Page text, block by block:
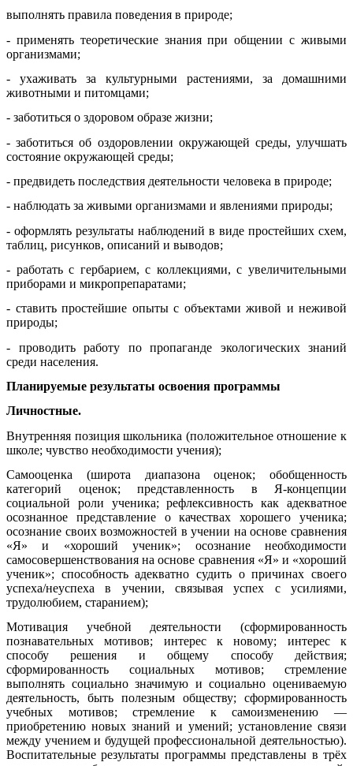
выполнять правила поведения в природе;
- применять теоретические знания при общении с живыми
организмами;
- ухаживать за культурными растениями, за домашними
животными и питомцами;
- заботиться о здоровом образе жизни;
- заботиться об оздоровлении окружающей среды, улучшать
состояние окружающей среды;
- предвидеть последствия деятельности человека в природе;
- наблюдать за живыми организмами и явлениями природы;
- оформлять результаты наблюдений в виде простейших схем,
таблиц, рисунков, описаний и выводов;
- работать с гербарием, с коллекциями, с увеличительными
приборами и микропрепаратами;
- ставить простейшие опыты с объектами живой и неживой
природы;
- проводить работу по пропаганде экологических знаний
среди населения.
Планируемые результаты освоения программы
Личностные.
Внутренняя позиция школьника (положительное отношение к
школе; чувство необходимости учения);
Самооценка (широта диапазона оценок; обобщенность
категорий оценок; представленность в Я-концепции
социальной роли ученика; рефлексивность как адекватное
осознанное представление о качествах хорошего ученика;
осознание своих возможностей в учении на основе сравнения
«Я» и «хороший ученик»; осознание необходимости
самосовершенствования на основе сравнения «Я» и «хороший
ученик»; способность адекватно судить о причинах своего
успеха/неуспеха в учении, связывая успех с усилиями,
трудолюбием, старанием);
Мотивация учебной деятельности (сформированность
познавательных мотивов; интерес к новому; интерес к
способу решения и общему способу действия;
сформированность социальных мотивов; стремление
выполнять социально значимую и социально оцениваемую
деятельность, быть полезным обществу; сформированность
учебных мотивов; стремление к самоизменению —
приобретению новых знаний и умений; установление связи
между учением и будущей профессиональной деятельностью).
Воспитательные результаты программы представлены в трёх